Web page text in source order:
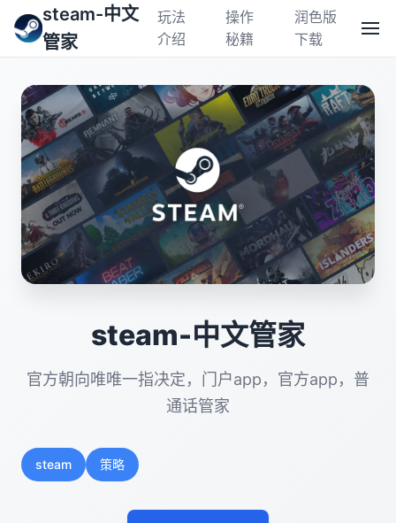
steam-中文
管家
玩法
介绍
操作
秘籍
润色版
下载
steam-中文管家
官方朝向唯唯一指决定，门户app，官方app，普
通话管家
steam 策略